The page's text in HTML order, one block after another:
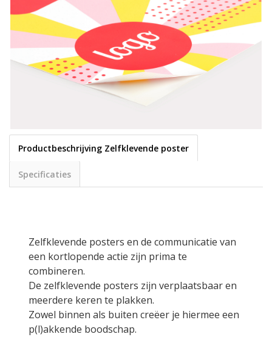
Productbeschrijving Zelfklevende poster
Specificaties
Zelfklevende posters en de communicatie van
een kortlopende actie zijn prima te
combineren.
De zelfklevende posters zijn verplaatsbaar en
meerdere keren te plakken.
Zowel binnen als buiten creëer je hiermee een
p(l)akkende boodschap.